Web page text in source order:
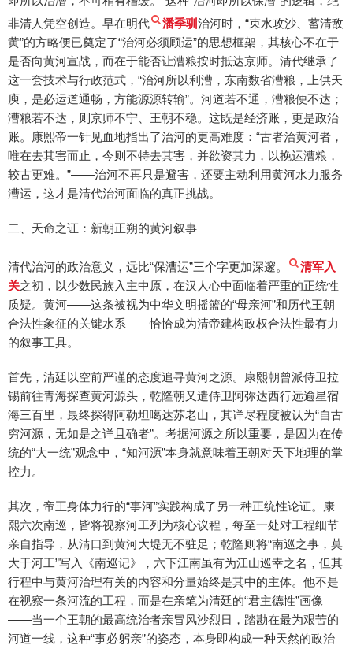
非清人凭空创造。早在明代
潘季驯治河时，“束水攻沙、蓄清敌
黄”的方略便已奠定了“治河必须顾运”的思想框架，其核心不在于
是否向黄河宣战，而在于能否让漕粮按时抵达京师。清代继承了
这一套技术与行政范式，“治河所以利漕，东南数省漕粮，上供天
庾，是必运道通畅，方能源源转输”。河道若不通，漕粮便不达；
漕粮若不达，则京师不宁、王朝不稳。这既是经济账，更是政治
账。康熙帝一针见血地指出了治河的更高难度：“古者治黄河者，
唯在去其害而止，今则不特去其害，并欲资其力，以挽运漕粮，
较古更难。”——治河不再只是避害，还要主动利用黄河水力服务
漕运，这才是清代治河面临的真正挑战。
二、天命之证：新朝正朔的黄河叙事
清代治河的政治意义，远比“保漕运”三个字更加深邃。
清军入
关之初，以少数民族入主中原，在汉人心中面临着严重的正统性
质疑。黄河——这条被视为中华文明摇篮的“母亲河”和历代王朝
合法性象征的关键水系——恰恰成为清帝建构政权合法性最有力
的叙事工具。
首先，清廷以空前严谨的态度追寻黄河之源。康熙朝曾派侍卫拉
锡前往青海探查黄河源头，乾隆朝又遣侍卫阿弥达西行远逾星宿
海三百里，最终探得阿勒坦噶达苏老山，其详尽程度被认为“自古
穷河源，无如是之详且确者”。考据河源之所以重要，是因为在传
统的“大一统”观念中，“知河源”本身就意味着王朝对天下地理的掌
控力。
其次，帝王身体力行的“事河”实践构成了另一种正统性论证。康
熙六次南巡，皆将视察河工列为核心议程，每至一处对工程细节
亲自指导，从清口到黄河大堤无不驻足；乾隆则将“南巡之事，莫
大于河工”写入《南巡记》，六下江南虽有为江山巡幸之名，但其
行程中与黄河治理有关的内容和分量始终是其中的主体。他不是
在视察一条河流的工程，而是在亲笔为清廷的“君主德性”画像
——当一个王朝的最高统治者亲冒风沙烈日，踏勘在最为艰苦的
河道一线，这种“事必躬亲”的姿态，本身即构成一种天然的政治